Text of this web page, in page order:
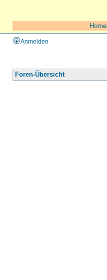
Home
Anmelden
Foren-Übersicht